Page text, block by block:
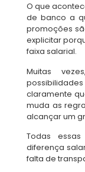
O que
de banco a
promoções
explicitar
faixa salarial.
Muitas
claramente
muda as
alcançar um
Todas
diferença
falta de